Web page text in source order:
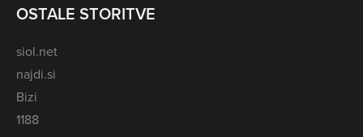
OSTALE STORITVE
siol.net
najdi.si
Bizi
1188